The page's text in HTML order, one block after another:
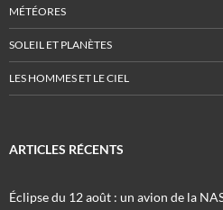
MÉTÉORES
SOLEIL ET PLANÈTES
LES HOMMES ET LE CIEL
ARTICLES RÉCENTS
Éclipse du 12 août : un avion de la